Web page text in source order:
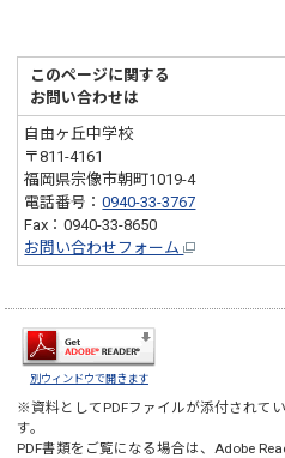
このページに関する
お問い合わせは
自由ヶ丘中学校
〒811-4161
福岡県宗像市朝町1019-4
電話番号：0940-33-3767
Fax：0940-33-8650
お問い合わせフォーム
別ウィンドウで開きます
※資料としてPDFファイルが添付されてい
す。
PDF書類をご覧になる場合は、 Adobe